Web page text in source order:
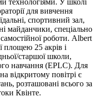
технологіями. У школі
для вивчення
спортивний зал,
майданчики, спеціально
роботи. Albert
площею 25 акрів і
старшої школи,
навчання (EPLC). Для
відкритому повітрі є
розташовані всього за
Квінте.